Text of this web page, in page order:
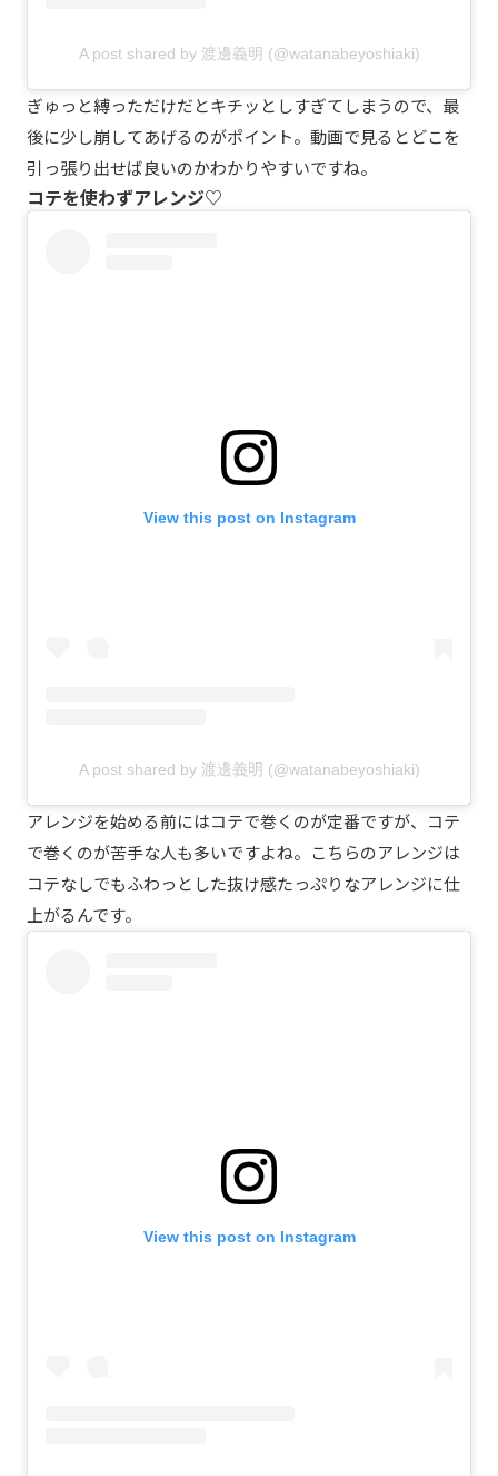
A post shared by 渡邊義明 (@watanabeyoshiaki)
ぎゅっと縛っただけだとキチッとしすぎてしまうので、最
後に少し崩してあげるのがポイント。動画で見るとどこを
引っ張り出せば良いのかわかりやすいですね。
コテを使わずアレンジ♡
View this post on Instagram
A post shared by 渡邊義明 (@watanabeyoshiaki)
アレンジを始める前にはコテで巻くのが定番ですが、コテ
で巻くのが苦手な人も多いですよね。こちらのアレンジは
コテなしでもふわっとした抜け感たっぷりなアレンジに仕
上がるんです。
View this post on Instagram